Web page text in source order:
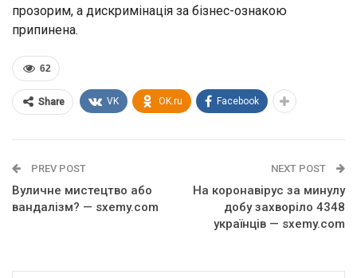
прозорим, а дискримінація за бізнес-ознакою
припинена.
62
Share VK OK.ru Facebook
PREV POST
Вуличне мистецтво або
вандалізм? — sxemy.com
NEXT POST
На коронавірус за минулу
добу захворіло 4348
українців — sxemy.com